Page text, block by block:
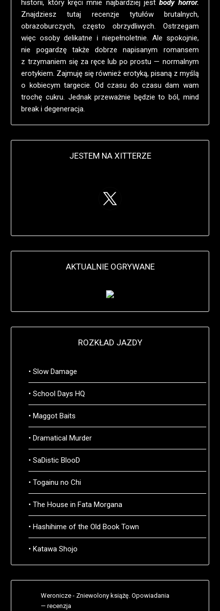
historii, który kręci mnie najbardziej jestbody horror.
Znajdziesz tutaj recenzje tytułów brutalnych,
obrazoburczych, często obrzydliwych. Ostrzegam
więc osoby delikatne i niepełnoletnie. Ale spokojnie,
nie pogardzę także dobrze napisanym romansem
z trzymaniem się za ręce lub po prostu — normalnym
erotykiem. Zajmuję się również erotyką, pisaną z myślą
o kobiecym targecie. Od czasu do czasu dam wam
trochę cukru. Jednak przeważnie będzie to ból, mind
break i degeneracja.
JESTEM NA XITTERZE
AKTUALNIE OGRYWANE
ROZKŁAD JAZDY
• Slow Damage
• School Days HQ
• Maggot Baits
• Dramatical Murder
• SaDistic BlooD
• Togainu no Chi
• The House in Fata Morgana
• Hashihime of the Old Book Town
• Katawa Shojo
Weronicze - Zniewolony książę. Opowiadania
— recenzja